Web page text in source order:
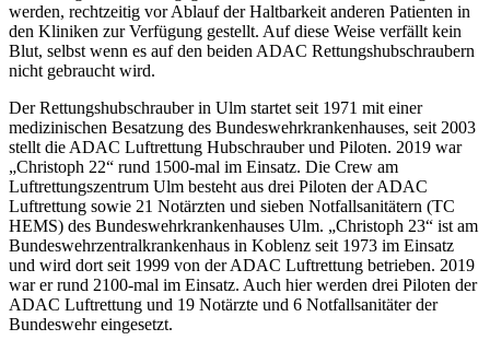
werden, rechtzeitig vor Ablauf der Haltbarkeit anderen Patienten in
den Kliniken zur Verfügung gestellt. Auf diese Weise verfällt kein
Blut, selbst wenn es auf den beiden ADAC Rettungshubschraubern
nicht gebraucht wird.
Der Rettungshubschrauber in Ulm startet seit 1971 mit einer
medizinischen Besatzung des Bundeswehrkrankenhauses, seit 2003
stellt die ADAC Luftrettung Hubschrauber und Piloten. 2019 war
„Christoph 22“ rund 1500-mal im Einsatz. Die Crew am
Luftrettungszentrum Ulm besteht aus drei Piloten der ADAC
Luftrettung sowie 21 Notärzten und sieben Notfallsanitätern (TC
HEMS) des Bundeswehrkrankenhauses Ulm. „Christoph 23“ ist am
Bundeswehrzentralkrankenhaus in Koblenz seit 1973 im Einsatz
und wird dort seit 1999 von der ADAC Luftrettung betrieben. 2019
war er rund 2100-mal im Einsatz. Auch hier werden drei Piloten der
ADAC Luftrettung und 19 Notärzte und 6 Notfallsanitäter der
Bundeswehr eingesetzt.